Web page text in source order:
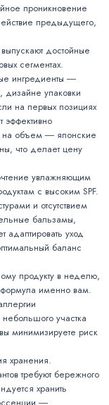
проникновение
предыдущего,
достойные
сегментах.
ингредиенты ―
дизайне упаковки
на первых позициях
эффективно
на объем ― японские
что делает цену
увлажняющим
с высоким SPF.
и отсутствием
бальзамы,
уход
баланс
продукту в неделю,
формула именно вам.
участка
минимизируете риск
хранения.
требуют бережного
хранить